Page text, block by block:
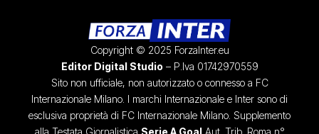
Copyright © 2025 ForzaInter.eu
Editor Digital Studio – P.Iva 01742970559
Sito non ufficiale, non autorizzato o connesso a FC
Internazionale Milano. I marchi Internazionale e Inter sono di
esclusiva proprietà di FC Internazionale Milano. Supplemento